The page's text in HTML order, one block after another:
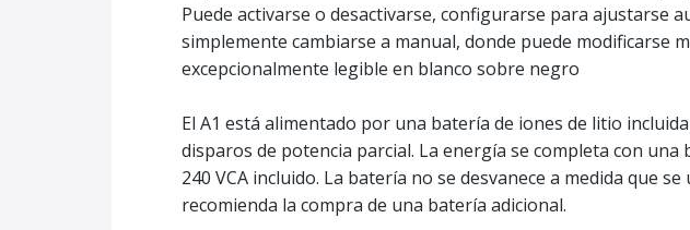
Puede activarse o desactivarse, configurarse para ajustarse
simplemente cambiarse a manual, donde puede modificarse
excepcionalmente legible en blanco sobre negro
El A1 está alimentado por una batería de iones de litio
disparos de potencia parcial. La energía se completa con
240 VCA incluido. La batería no se desvanece a medida que
recomienda la compra de una batería adicional.